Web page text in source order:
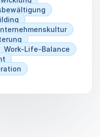
Work-Life-Balance